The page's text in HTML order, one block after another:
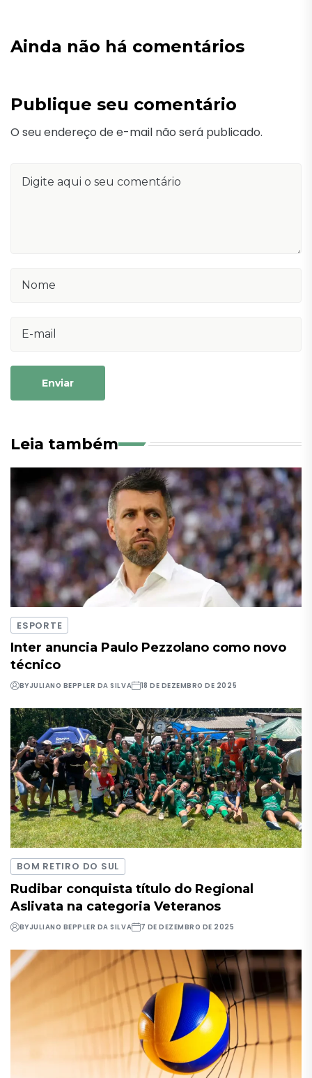
Ainda não há comentários
Publique seu comentário
O seu endereço de e-mail não será publicado.
Enviar
Leia também
ESPORTE
Inter anuncia Paulo Pezzolano como novo
técnico
BYJULIANO BEPPLER DA SILVA 18 DE DEZEMBRO DE 2025
BOM RETIRO DO SUL
Rudibar conquista título do Regional
Aslivata na categoria Veteranos
BYJULIANO BEPPLER DA SILVA 7 DE DEZEMBRO DE 2025